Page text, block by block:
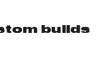
builds